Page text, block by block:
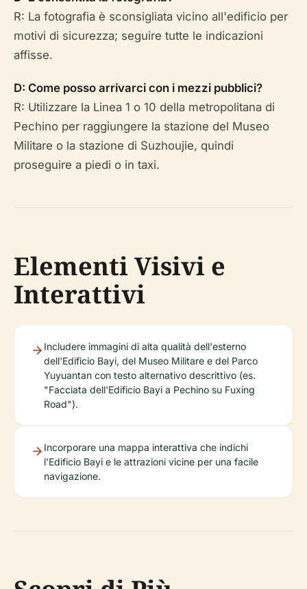
R: La fotografia è sconsigliata vicino all'edificio per
motivi di sicurezza; seguire tutte le indicazioni
affisse.
D: Come posso arrivarci con i mezzi pubblici?
R: Utilizzare la Linea 1 o 10 della metropolitana di
Pechino per raggiungere la stazione del Museo
Militare o la stazione di Suzhoujie, quindi
proseguire a piedi o in taxi.
Elementi Visivi e
Interattivi
Includere immagini di alta qualità dell'esterno
dell'Edificio Bayi, del Museo Militare e del Parco
Yuyuantan con testo alternativo descrittivo (es.
"Facciata dell'Edificio Bayi a Pechino su Fuxing
Road").
Incorporare una mappa interattiva che indichi
l'Edificio Bayi e le attrazioni vicine per una facile
navigazione.